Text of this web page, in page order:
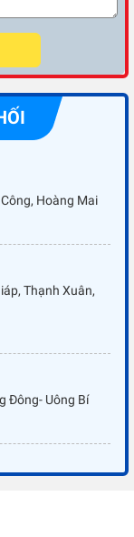
Hoàng Mai
Thạnh Xuân,
Đông- Uông Bí